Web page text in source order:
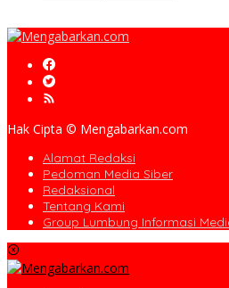
Hak Cipta © Mengabarkan.com
Alamat Redaksi
Pedoman Media Siber
Redaksional
Tentang Kami
Group Lumbung Informasi